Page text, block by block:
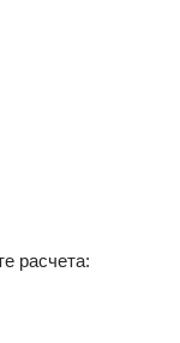
расчета: